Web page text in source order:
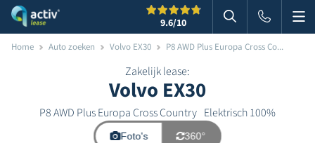
9.6/10 Zoeken in
Home Auto zoeken Volvo EX30 P8 AWD Plus Europa Cross Co...
Zakelijk lease:
Volvo EX30
P8 AWD Plus Europa Cross Country Elektrisch 100%
Foto's 360°